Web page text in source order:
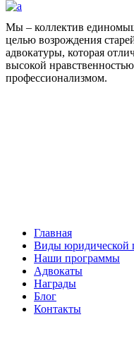
Мы – коллектив
целью возрождения
адвокатуры, которая
высокой
профессионализмом.
Главная
Виды юридической
Наши программы
Адвокаты
Награды
Блог
Контакты